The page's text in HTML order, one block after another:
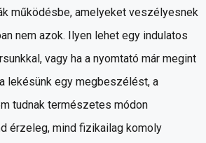
működésbe, amelyeket veszélyesnek
nem azok. Ilyen lehet egy indulatos
vagy ha a nyomtató már megint
lekésünk egy megbeszélést, a
tudnak természetes módon
érzeleg, mind fizikailag komoly